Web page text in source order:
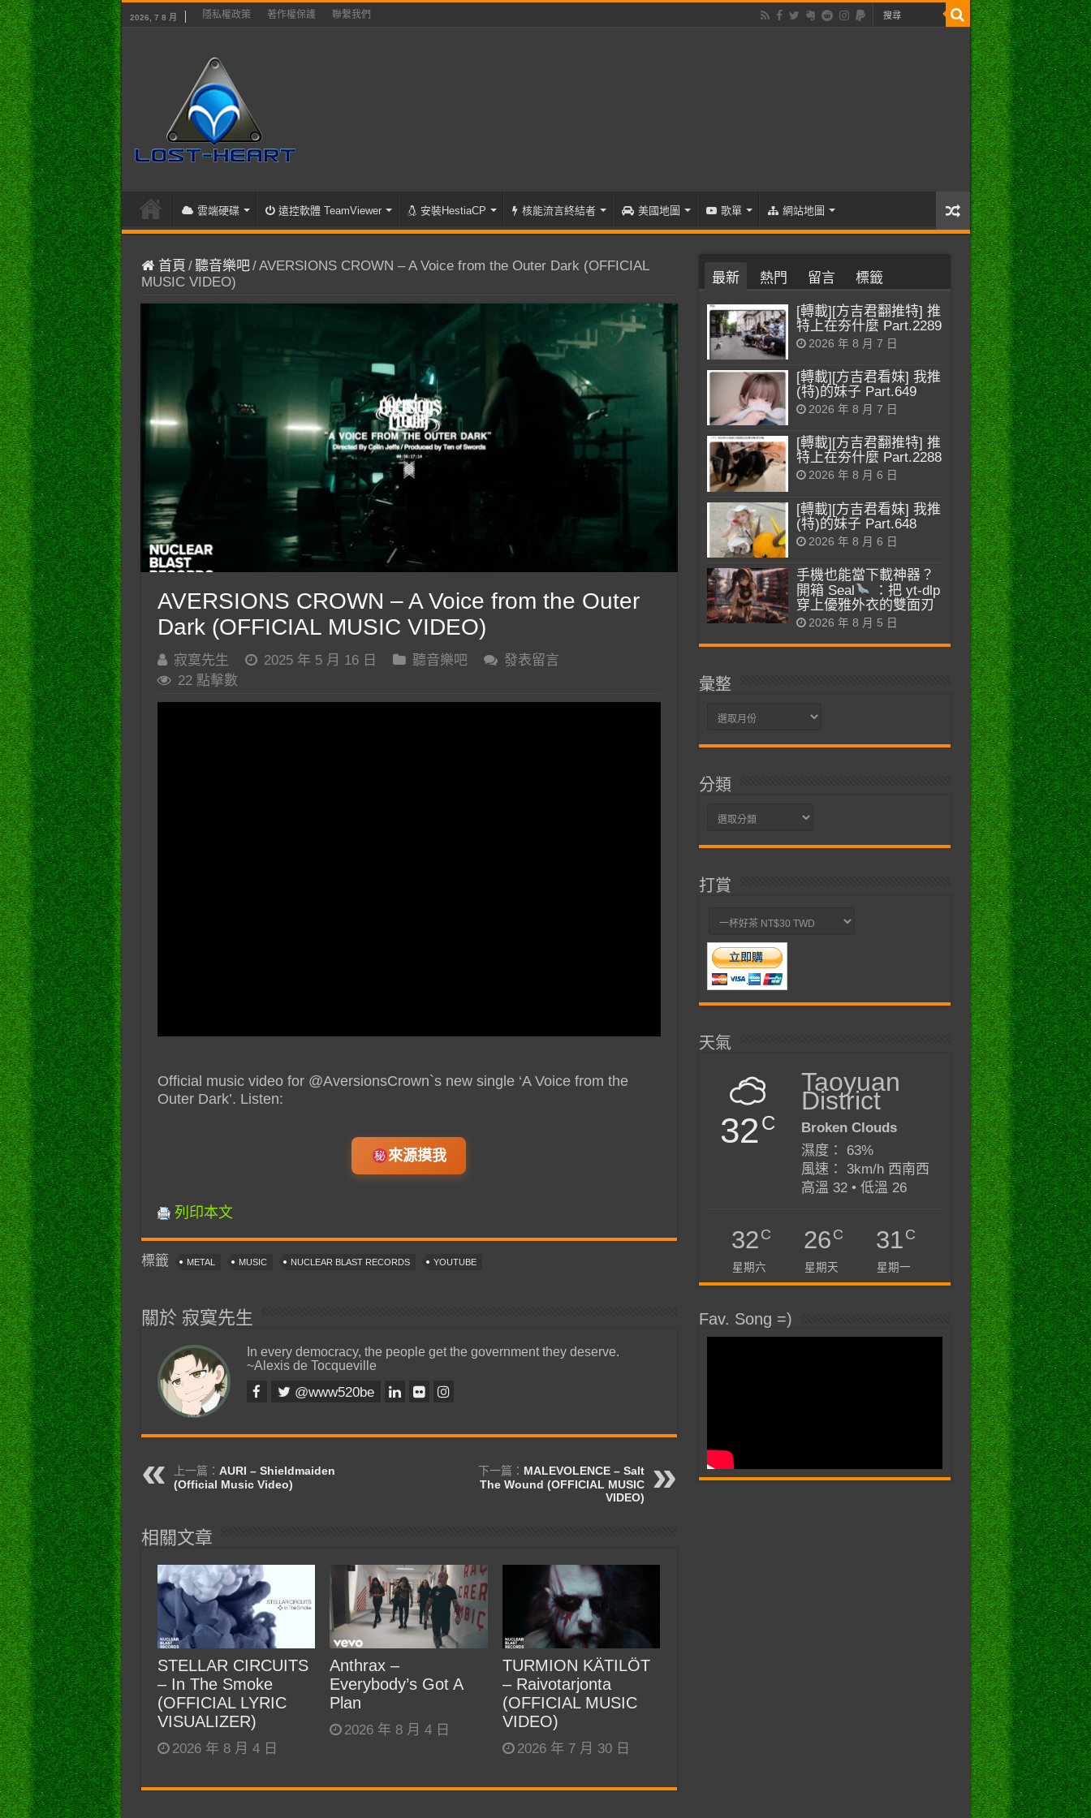
2026, 7 8 月 隱私權政策 著作權保護 聯繫我們
雲端硬碟 遠控軟體 TeamViewer 安裝HestiaCP 核能流言終結者 美國地圖 歌單 網站地圖
首頁 /聽音樂吧/AVERSIONS CROWN – A Voice from the Outer Dark (OFFICIAL
MUSIC VIDEO)
AVERSIONS CROWN – A Voice from the Outer
Dark (OFFICIAL MUSIC VIDEO)
寂寞先生 2025 年 5 月 16 日 聽音樂吧
發表留言
22 點擊數
Official music video for @AversionsCrown`s new single ‘A Voice from the
Outer Dark’. Listen:
來源摸我
列印本文
標籤 METAL MUSIC NUCLEAR BLAST RECORDS YOUTUBE
關於 寂寞先生
In every democracy, the people get the government they deserve.
~Alexis de Tocqueville
@www520be
上一篇： AURI – Shieldmaiden
(Official Music Video)
下一篇： MALEVOLENCE – Salt
The Wound (OFFICIAL MUSIC
VIDEO)
相關文章
STELLAR CIRCUITS
– In The Smoke
(OFFICIAL LYRIC
VISUALIZER)
2026 年 8 月 4 日
Anthrax –
Everybody’s Got A
Plan
2026 年 8 月 4 日
TURMION KÄTILÖT
– Raivotarjonta
(OFFICIAL MUSIC
VIDEO)
2026 年 7 月 30 日
最新 熱門 留言 標籤
[轉載][方吉君翻推特] 推
特上在夯什麼 Part.2289
2026 年 8 月 7 日
[轉載][方吉君看妹] 我推
(特)的妹子 Part.649
2026 年 8 月 7 日
[轉載][方吉君翻推特] 推
特上在夯什麼 Part.2288
2026 年 8 月 6 日
[轉載][方吉君看妹] 我推
(特)的妹子 Part.648
2026 年 8 月 6 日
手機也能當下載神器？
開箱 Seal
：把 yt-dlp
穿上優雅外衣的雙面刃
2026 年 8 月 5 日
彙整
彙
分類
分
打賞
天氣
32C
Taoyuan
District
Broken Clouds
濕度： 63%
風速： 3km/h 西南西
高溫 32 • 低溫 26
32C
星期六
26C
星期天
31C
星期一
Fav. Song =)